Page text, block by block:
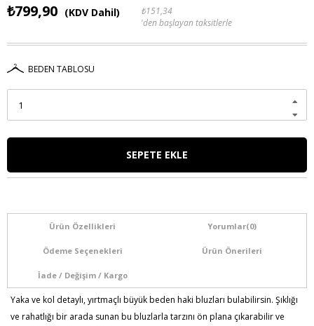
₺799,90 (KDV Dahil)
₺151,34
'den başlayan taksitlerle
BEDEN TABLOSU
Ürün Özellikleri Yorumlar(0)
Ödeme Seçenekleri Ürün Önerileri
İade / Değişim / Kargo
Yaka ve kol detaylı, yırtmaçlı büyük beden haki bluzları bulabilirsin. Şıklığı
ve rahatlığı bir arada sunan bu bluzlarla tarzını ön plana çıkarabilir ve